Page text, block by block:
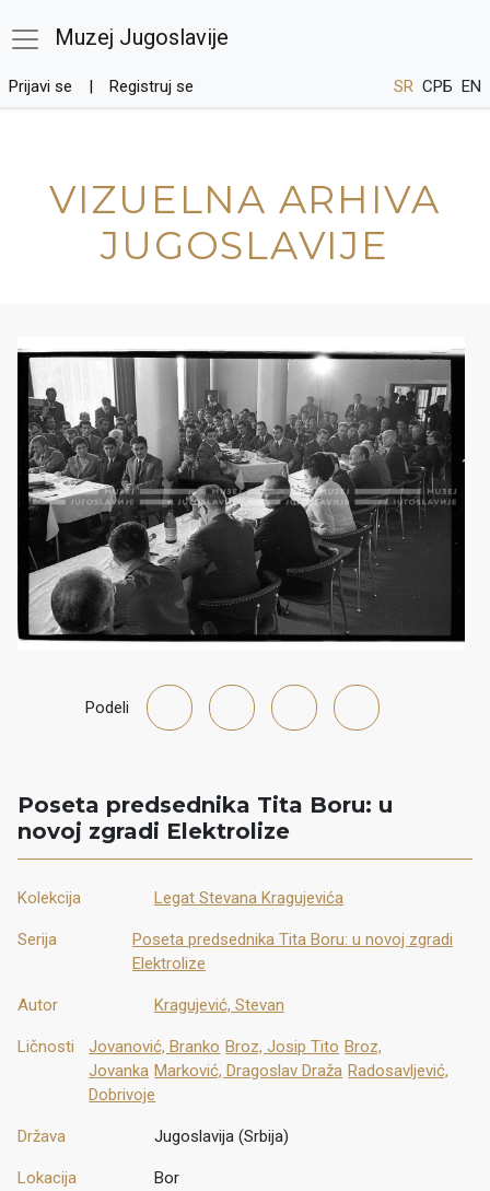
Muzej Jugoslavije
Prijavi se Registruj se SR СРБ EN
VIZUELNA ARHIVA
JUGOSLAVIJE
Podeli
Poseta predsednika Tita Boru: u
novoj zgradi Elektrolize
Kolekcija Legat Stevana Kragujevića
Serija
Poseta predsednika Tita Boru: u novoj zgradi
Elektrolize
Autor Kragujević, Stevan
Ličnosti Jovanović, Branko Broz, Josip Tito Broz,
Jovanka Marković, Dragoslav Draža Radosavljević,
Dobrivoje
Država Jugoslavija (Srbija)
Lokacija Bor